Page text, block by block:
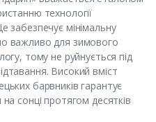
технології
забезпечує мінімальну
важливо для зимового
тому не руйнується під
Високий вміст
барвників гарантує
сонці протягом десятків